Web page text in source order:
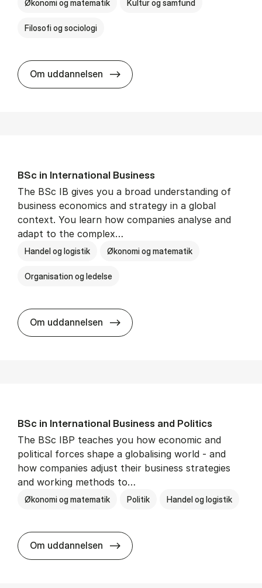
Økonomi og matematik Kultur og samfund
Filosofi og sociologi
Om uddannelsen BSc in Busi­ness Ad­min­is­tra­tion
BSc in In­ter­na­tion­al Busi­ness
The BSc IB gives you a broad understanding of
business economics and strategy in a global
context. You learn how companies analyse and
adapt to the complex…
Handel og logistik Økonomi og matematik
Organisation og ledelse
Om uddannelsen BSc in In­ter­na­tion­al Busi­ness
BSc in In­ter­na­tion­al Busi­ness and Polit­ics
The BSc IBP teaches you how economic and
political forces shape a globalising world - and
how companies adjust their business strategies
and working methods to…
Økonomi og matematik Politik Handel og logistik
Om uddannelsen BSc in In­ter­na­tion­al Busi­ness